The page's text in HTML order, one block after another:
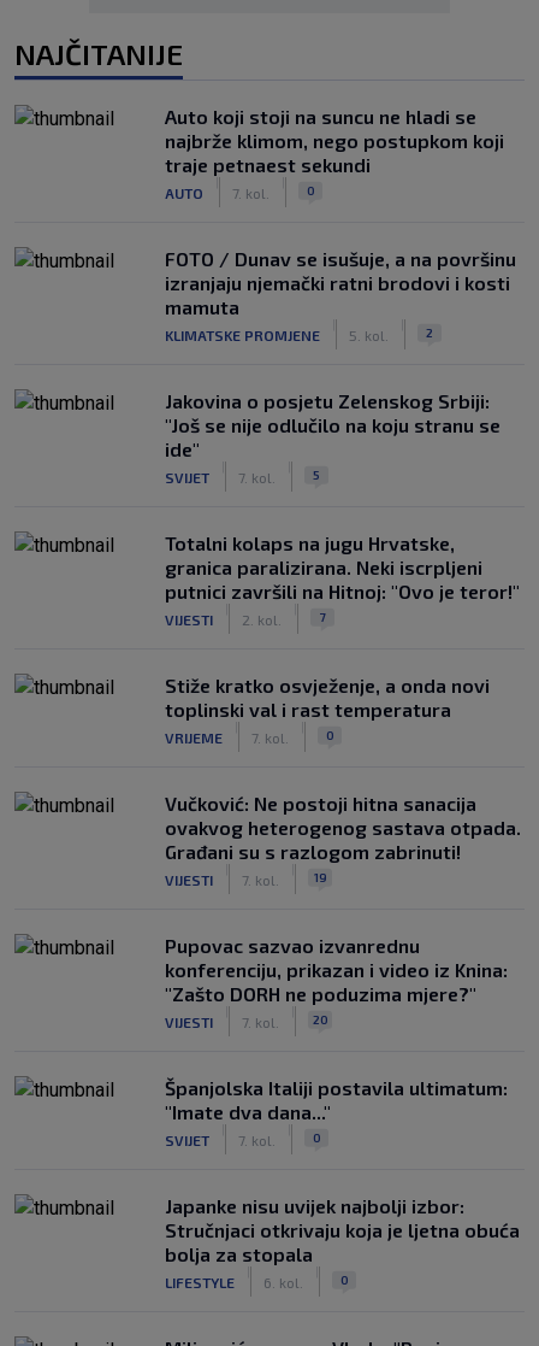
NAJČITANIJE
Auto koji stoji na suncu ne hladi se
najbrže klimom, nego postupkom koji
traje petnaest sekundi
AUTO 7. kol. 0
FOTO / Dunav se isušuje, a na površinu
izranjaju njemački ratni brodovi i kosti
mamuta
KLIMATSKE PROMJENE 5. kol. 2
Jakovina o posjetu Zelenskog Srbiji:
"Još se nije odlučilo na koju stranu se
ide"
SVIJET 7. kol. 5
Totalni kolaps na jugu Hrvatske,
granica paralizirana. Neki iscrpljeni
putnici završili na Hitnoj: "Ovo je teror!"
VIJESTI 2. kol. 7
Stiže kratko osvježenje, a onda novi
toplinski val i rast temperatura
VRIJEME 7. kol. 0
Vučković: Ne postoji hitna sanacija
ovakvog heterogenog sastava otpada.
Građani su s razlogom zabrinuti!
VIJESTI 7. kol. 19
Pupovac sazvao izvanrednu
konferenciju, prikazan i video iz Knina:
"Zašto DORH ne poduzima mjere?"
VIJESTI 7. kol. 20
Španjolska Italiji postavila ultimatum:
"Imate dva dana..."
SVIJET 7. kol. 0
Japanke nisu uvijek najbolji izbor:
Stručnjaci otkrivaju koja je ljetna obuća
bolja za stopala
LIFESTYLE 6. kol. 0